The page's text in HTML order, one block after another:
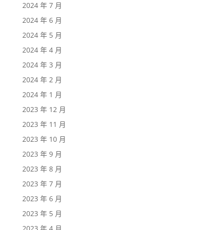
2024 年 7 月
2024 年 6 月
2024 年 5 月
2024 年 4 月
2024 年 3 月
2024 年 2 月
2024 年 1 月
2023 年 12 月
2023 年 11 月
2023 年 10 月
2023 年 9 月
2023 年 8 月
2023 年 7 月
2023 年 6 月
2023 年 5 月